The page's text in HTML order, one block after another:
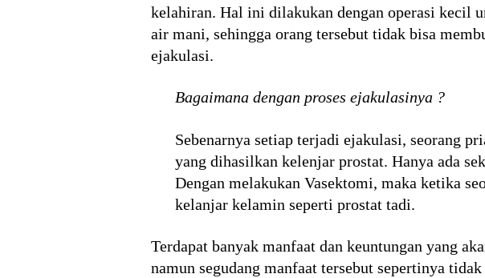
kelahiran. Hal ini dilakukan dengan operasi kecil
air mani, sehingga orang tersebut tidak bisa
ejakulasi.
Bagaimana dengan proses ejakulasinya ?
Sebenarnya setiap terjadi ejakulasi, seorang
yang dihasilkan kelenjar prostat. Hanya ada
Dengan melakukan Vasektomi, maka ketika
kelanjar kelamin seperti prostat tadi.
Terdapat banyak manfaat dan keuntungan yang
namun segudang manfaat tersebut sepertinya